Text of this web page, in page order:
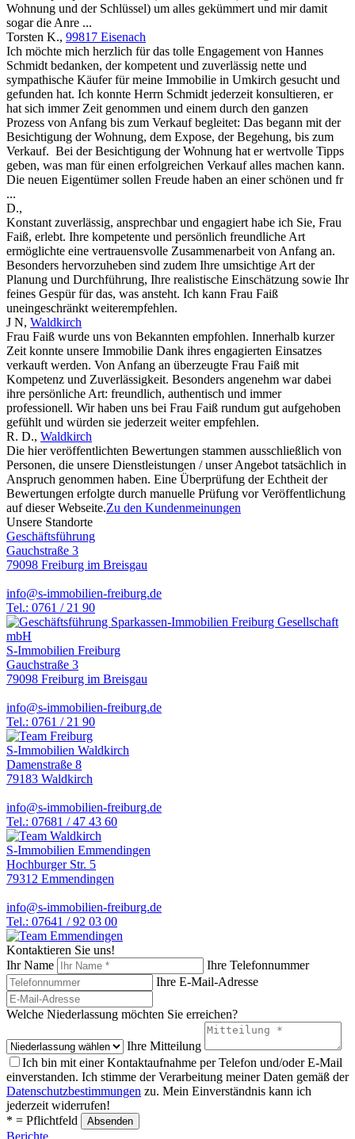
Wohnung und der Schlüssel) um alles gekümmert und mir damit
sogar die Anre ...
Torsten K., 99817 Eisenach
Ich möchte mich herzlich für das tolle Engagement von Hannes
Schmidt bedanken, der kompetent und zuverlässig nette und
sympathische Käufer für meine Immobilie in Umkirch gesucht und
gefunden hat. Ich konnte Herrn Schmidt jederzeit konsultieren, er
hat sich immer Zeit genommen und einem durch den ganzen
Prozess von Anfang bis zum Verkauf begleitet: Das begann mit der
Besichtigung der Wohnung, dem Expose, der Begehung, bis zum
Verkauf. Bei der Besichtigung der Wohnung hat er wertvolle Tipps
geben, was man für einen erfolgreichen Verkauf alles machen kann.
Die neuen Eigentümer sollen Freude haben an einer schönen und fr
...
D.,
Konstant zuverlässig, ansprechbar und engagiert habe ich Sie, Frau
Faiß, erlebt. Ihre kompetente und persönlich freundliche Art
ermöglichte eine vertrauensvolle Zusammenarbeit von Anfang an.
Besonders hervorzuheben sind zudem Ihre umsichtige Art der
Planung und Durchführung, Ihre realistische Einschätzung sowie Ihr
feines Gespür für das, was ansteht. Ich kann Frau Faiß
uneingeschränkt weiterempfehlen.
J N, Waldkirch
Frau Faiß wurde uns von Bekannten empfohlen. Innerhalb kurzer
Zeit konnte unsere Immobilie Dank ihres engagierten Einsatzes
verkauft werden. Von Anfang an überzeugte Frau Faiß mit
Kompetenz und Zuverlässigkeit. Besonders angenehm war dabei
ihre persönliche Art: freundlich, authentisch und immer
professionell. Wir haben uns bei Frau Faiß rundum gut aufgehoben
gefühlt und würden sie jederzeit weiter empfehlen.
R. D., Waldkirch
Die hier veröffentlichten Bewertungen stammen ausschließlich von
Personen, die unsere Dienstleistungen / unser Angebot tatsächlich in
Anspruch genommen haben. Eine Überprüfung der Echtheit der
Bewertungen erfolgte durch manuelle Prüfung vor Veröffentlichung
auf dieser Webseite.Zu den Kundenmeinungen
Unsere Standorte
Geschäftsführung
Gauchstraße 3
79098 Freiburg im Breisgau
info@s-immobilien-freiburg.de
Tel.: 0761 / 21 90
S-Immobilien Freiburg
Gauchstraße 3
79098 Freiburg im Breisgau
info@s-immobilien-freiburg.de
Tel.: 0761 / 21 90
S-Immobilien Waldkirch
Damenstraße 8
79183 Waldkirch
info@s-immobilien-freiburg.de
Tel.: 07681 / 47 43 60
S-Immobilien Emmendingen
Hochburger Str. 5
79312 Emmendingen
info@s-immobilien-freiburg.de
Tel.: 07641 / 92 03 00
Kontaktieren Sie uns!
Ihr Name
Ihre Telefonnummer
Ihre E-Mail-Adresse
Welche Niederlassung möchten Sie erreichen?
Ihre Mitteilung
Ich bin mit einer Kontaktaufnahme per Telefon und/oder E-Mail
einverstanden. Ich stimme der Verarbeitung meiner Daten gemäß der
Datenschutzbestimmungen zu. Mein Einverständnis kann ich
jederzeit widerrufen!
* = Pflichtfeld
Berichte